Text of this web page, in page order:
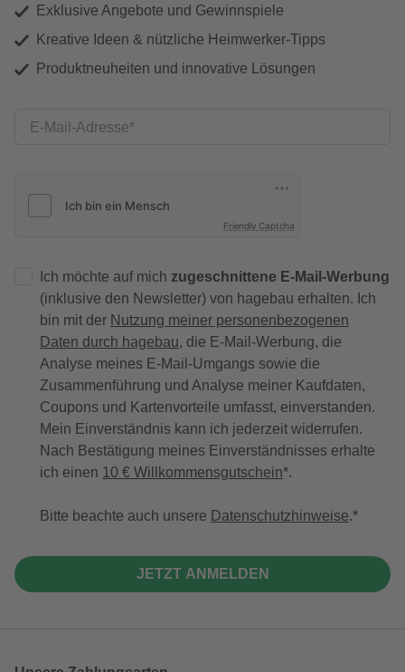
Exklusive Angebote und Gewinnspiele
Kreative Ideen & nützliche Heimwerker-Tipps
Produktneuheiten und innovative Lösungen
E-Mail-Adresse
Friendly Captcha
Ich möchte auf mich zugeschnittene E-Mail-Werbung
(inklusive den Newsletter) von hagebau erhalten. Ich
bin mit der Nutzung meiner personenbezogenen
Daten durch hagebau, die E-Mail-Werbung, die
Analyse meines E-Mail-Umgangs sowie die
Zusammenführung und Analyse meiner Kaufdaten,
Coupons und Kartenvorteile umfasst, einverstanden.
Mein Einverständnis kann ich jederzeit widerrufen.
Nach Bestätigung meines Einverständnisses erhalte
ich einen 10 € Willkommensgutschein*.
Bitte beachte auch unsere Datenschutzhinweise.
JETZT ANMELDEN